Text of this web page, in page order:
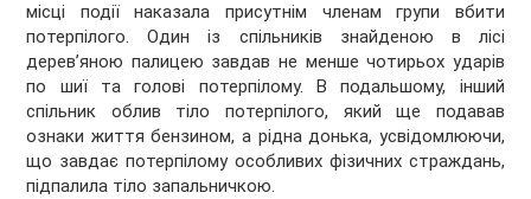
місці події наказала присутнім членам групи вбити
потерпілого. Один із спільників знайденою в лісі
дерев’яною палицею завдав не менше чотирьох ударів
по шиї та голові потерпілому. В подальшому, інший
спільник облив тіло потерпілого, який ще подавав
ознаки життя бензином, а рідна донька, усвідомлюючи,
що завдає потерпілому особливих фізичних страждань,
підпалила тіло запальничкою.